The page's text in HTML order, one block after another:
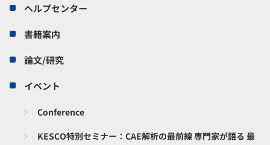
ヘルプセンター
書籍案内
論文/研究
イベント
Conference
KESCO特別セミナー：CAE解析の最前線 専門家が語る 最